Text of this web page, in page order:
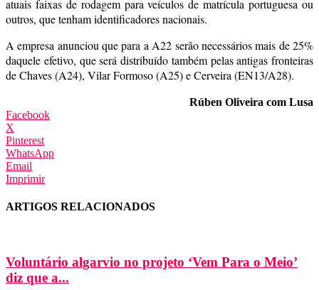
atuais faixas de rodagem para veículos de matrícula portuguesa ou
outros, que tenham identificadores nacionais.
A empresa anunciou que para a A22 serão necessários mais de 25%
daquele efetivo, que será distribuído também pelas antigas fronteiras
de Chaves (A24), Vilar Formoso (A25) e Cerveira (EN13/A28).
Rúben Oliveira com Lusa
Facebook
X
Pinterest
WhatsApp
Email
Imprimir
ARTIGOS RELACIONADOS
Voluntário algarvio no projeto ‘Vem Para o Meio’
diz que a...